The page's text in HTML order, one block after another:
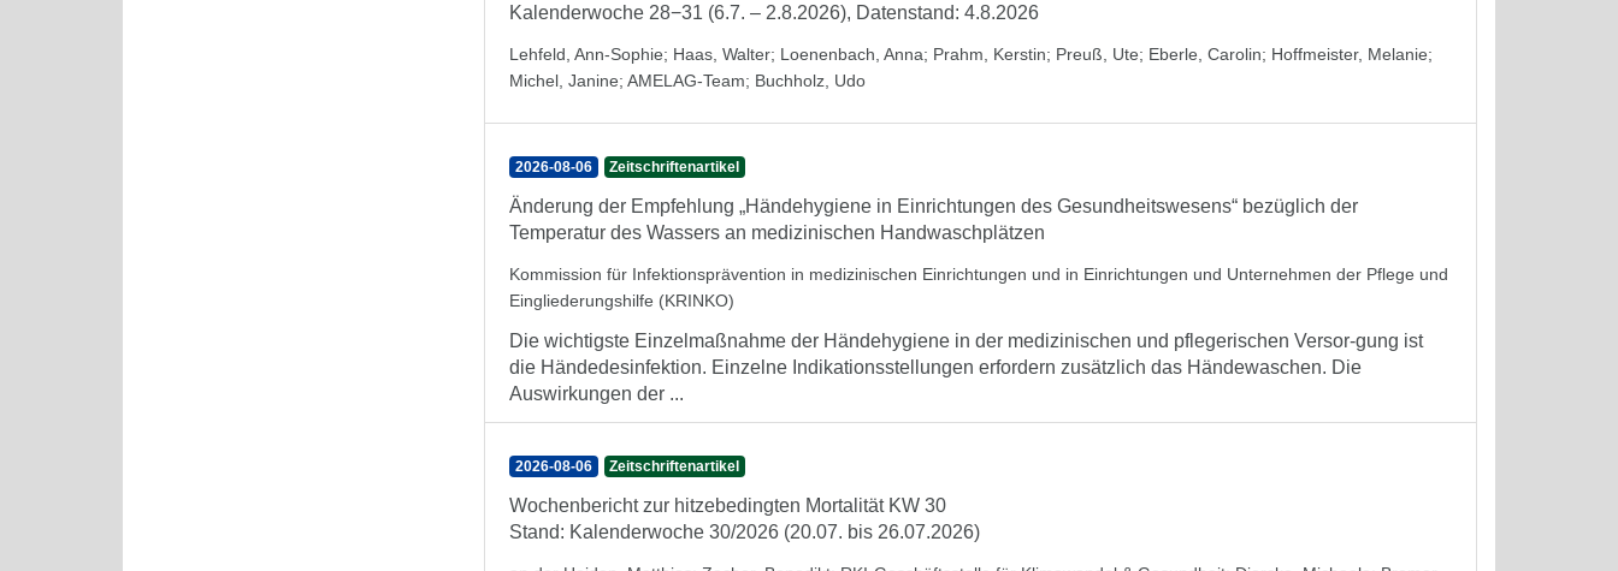
Kalenderwoche 28−31 (6.7. – 2.8.2026), Datenstand: 4.8.2026
Lehfeld, Ann-Sophie; Haas, Walter; Loenenbach, Anna; Prahm, Kerstin; Preuß, Ute; Eberle, Carolin; Hoffmeister, Melanie;
Michel, Janine; AMELAG-Team; Buchholz, Udo
2026-08-06 Zeitschriftenartikel
Änderung der Empfehlung „Händehygiene in Einrichtungen des Gesundheitswesens“ bezüglich der
Temperatur des Wassers an medizinischen Handwaschplätzen
Kommission für Infektionsprävention in medizinischen Einrichtungen und in Einrichtungen und Unternehmen der Pflege und
Eingliederungshilfe (KRINKO)
Die wichtigste Einzelmaßnahme der Händehygiene in der medizinischen und pflegerischen Versor-gung ist
die Händedesinfektion. Einzelne Indikationsstellungen erfordern zusätzlich das Händewaschen. Die
Auswirkungen der ...
2026-08-06 Zeitschriftenartikel
Wochenbericht zur hitzebedingten Mortalität KW 30
Stand: Kalenderwoche 30/2026 (20.07. bis 26.07.2026)